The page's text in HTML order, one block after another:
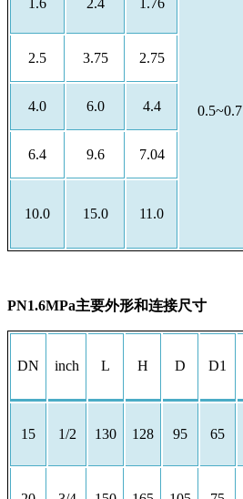
1.6 2.4 1.76
0.5~0.7
2.5
3.75 2.75
4.0 6.0
4.4
6.4 9.6 7.04
10.0 15.0 11.0
PN1.6MPa主要外形和连接尺寸
DN inch L H D D1
15 1/2 130 128 95 65